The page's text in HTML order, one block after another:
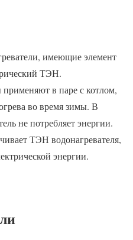
имеющие элемент
ТЭН.
в паре с котлом,
во время зимы. В
не потребляет энергии.
ТЭН водонагревателя,
энергии.